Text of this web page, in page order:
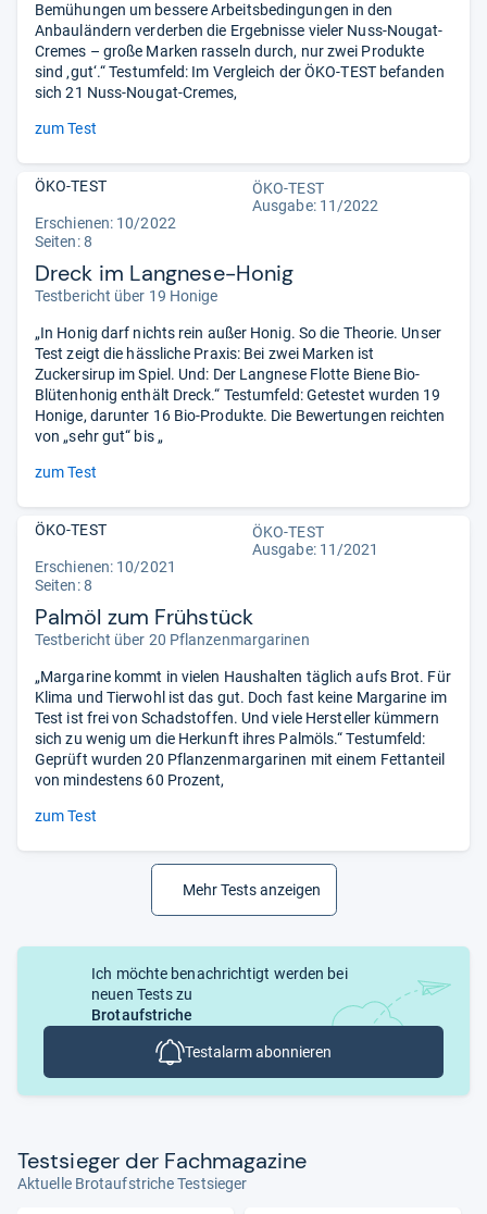
Bemühungen um bessere Arbeitsbedingungen in den
Anbauländern verderben die Ergebnisse vieler Nuss-Nougat-
Cremes – große Marken rasseln durch, nur zwei Produkte
sind ‚gut‘.“ Testumfeld: Im Vergleich der ÖKO-TEST befanden
sich 21 Nuss-Nougat-Cremes,
zum Test
ÖKO-TEST
ÖKO-TEST
Ausgabe: 11/2022
Erschienen: 10/2022
Seiten: 8
Dreck im Langnese-Honig
Testbericht über 19 Honige
„In Honig darf nichts rein außer Honig. So die Theorie. Unser
Test zeigt die hässliche Praxis: Bei zwei Marken ist
Zuckersirup im Spiel. Und: Der Langnese Flotte Biene Bio-
Blütenhonig enthält Dreck.“ Testumfeld: Getestet wurden 19
Honige, darunter 16 Bio-Produkte. Die Bewertungen reichten
von „sehr gut“ bis „
zum Test
ÖKO-TEST
ÖKO-TEST
Ausgabe: 11/2021
Erschienen: 10/2021
Seiten: 8
Palmöl zum Frühstück
Testbericht über 20 Pflanzenmargarinen
„Margarine kommt in vielen Haushalten täglich aufs Brot. Für
Klima und Tierwohl ist das gut. Doch fast keine Margarine im
Test ist frei von Schadstoffen. Und viele Hersteller kümmern
sich zu wenig um die Herkunft ihres Palmöls.“ Testumfeld:
Geprüft wurden 20 Pflanzenmargarinen mit einem Fettanteil
von mindestens 60 Prozent,
zum Test
Mehr Tests anzeigen
Ich möchte benachrichtigt werden bei
neuen Tests zu
Brotaufstriche
Testalarm abonnieren
Test­sie­ger der Fach­ma­ga­zine
Aktuelle Brotaufstriche Testsieger